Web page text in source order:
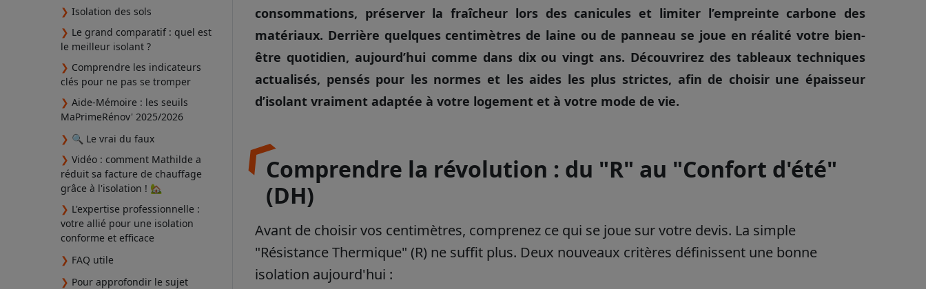
❯ Isolation des sols
❯ Le grand comparatif : quel est
le meilleur isolant ?
❯ Comprendre les indicateurs
clés pour ne pas se tromper
❯ Aide-Mémoire : les seuils
MaPrimeRénov' 2025/2026
❯ 🔍 Le vrai du faux
❯ Vidéo : comment Mathilde a
réduit sa facture de chauffage
grâce à l'isolation ! 🏡
❯ L'expertise professionnelle :
votre allié pour une isolation
conforme et efficace
❯ FAQ utile
❯ Pour approfondir le sujet
consommations, préserver la fraîcheur lors des canicules et limiter l’empreinte carbone des
matériaux. Derrière quelques centimètres de laine ou de panneau se joue en réalité votre bien-
être quotidien, aujourd’hui comme dans dix ou vingt ans. Découvrirez des tableaux techniques
actualisés, pensés pour les normes et les aides les plus strictes, afin de choisir une épaisseur
d’isolant vraiment adaptée à votre logement et à votre mode de vie.
Comprendre la révolution : du "R" au "Confort d'été"
(DH)
Avant de choisir vos centimètres, comprenez ce qui se joue sur votre devis. La simple
"Résistance Thermique" (R) ne suffit plus. Deux nouveaux critères définissent une bonne
isolation aujourd'hui :